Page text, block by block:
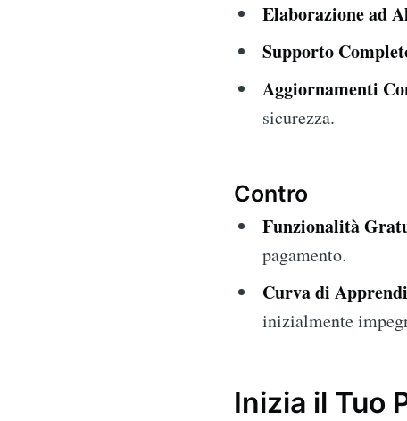
Elaborazione ad
Supporto
Aggiornamenti
sicurezza.
Contro
Funzionalità
pagamento.
Curva di
inizialmente
Inizia il Tuo